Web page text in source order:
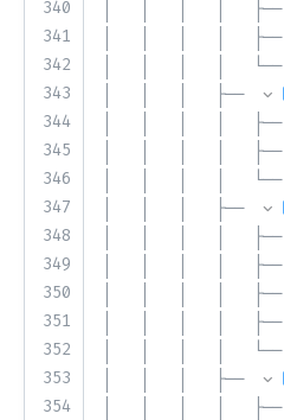
340
341
342
343
344
345
346
347
348
349
350
351
352
353
354
│   │   │   │   ├──
│   │   │   │   ├──
│   │   │   │   └──
│   │   │   ├──
│   │   │   │   ├──
│   │   │   │   ├──
│   │   │   │   └──
│   │   │   ├──
│   │   │   │   ├──
│   │   │   │   ├──
│   │   │   │   ├──
│   │   │   │   ├──
│   │   │   │   └──
│   │   │   ├──
│   │   │   │   ├──